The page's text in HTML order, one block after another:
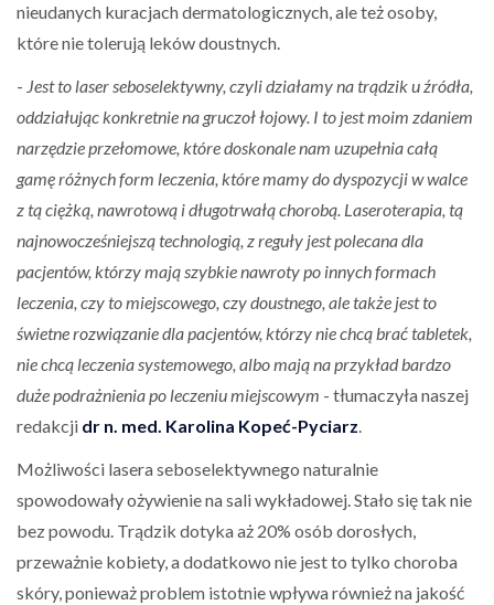
nieudanych kuracjach dermatologicznych, ale też osoby,
które nie tolerują leków doustnych.
- Jest to laser seboselektywny, czyli działamy na trądzik u źródła,
oddziałując konkretnie na gruczoł łojowy. I to jest moim zdaniem
narzędzie przełomowe, które doskonale nam uzupełnia całą
gamę różnych form leczenia, które mamy do dyspozycji w walce
z tą ciężką, nawrotową i długotrwałą chorobą. Laseroterapia, tą
najnowocześniejszą technologią, z reguły jest polecana dla
pacjentów, którzy mają szybkie nawroty po innych formach
leczenia, czy to miejscowego, czy doustnego, ale także jest to
świetne rozwiązanie dla pacjentów, którzy nie chcą brać tabletek,
nie chcą leczenia systemowego, albo mają na przykład bardzo
duże podrażnienia po leczeniu miejscowym - tłumaczyła naszej
redakcji dr n. med. Karolina Kopeć-Pyciarz.
Możliwości lasera seboselektywnego naturalnie
spowodowały ożywienie na sali wykładowej. Stało się tak nie
bez powodu. Trądzik dotyka aż 20% osób dorosłych,
przeważnie kobiety, a dodatkowo nie jest to tylko choroba
skóry, ponieważ problem istotnie wpływa również na jakość